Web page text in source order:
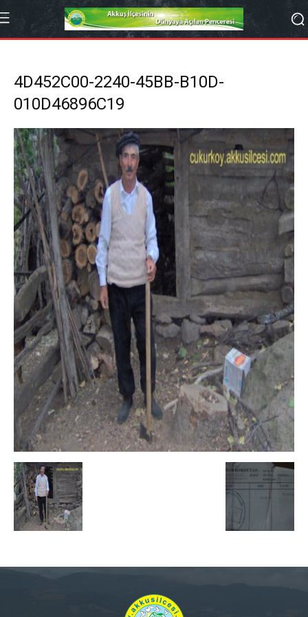
4D452C00-2240-45BB-B10D-
010D46896C19